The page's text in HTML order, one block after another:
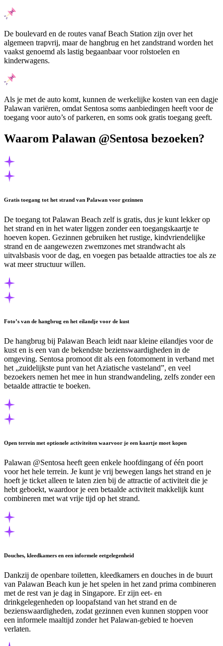
De boulevard en de routes vanaf Beach Station zijn over het
algemeen trapvrij, maar de hangbrug en het zandstrand worden het
vaakst genoemd als lastig begaanbaar voor rolstoelen en
kinderwagens.
Als je met de auto komt, kunnen de werkelijke kosten van een dagje
Palawan variëren, omdat Sentosa soms aanbiedingen heeft voor de
toegang voor auto’s of parkeren, en soms ook gratis toegang geeft.
Waarom Palawan @Sentosa bezoeken?
Gratis toegang tot het strand van Palawan voor gezinnen
De toegang tot Palawan Beach zelf is gratis, dus je kunt lekker op
het strand en in het water liggen zonder een toegangskaartje te
hoeven kopen. Gezinnen gebruiken het rustige, kindvriendelijke
strand en de aangewezen zwemzones met strandwacht als
uitvalsbasis voor de dag, en voegen pas betaalde attracties toe als ze
wat meer structuur willen.
Foto’s van de hangbrug en het eilandje voor de kust
De hangbrug bij Palawan Beach leidt naar kleine eilandjes voor de
kust en is een van de bekendste bezienswaardigheden in de
omgeving. Sentosa promoot dit als een fotomoment in verband met
het „zuidelijkste punt van het Aziatische vasteland”, en veel
bezoekers nemen het mee in hun strandwandeling, zelfs zonder een
betaalde attractie te boeken.
Open terrein met optionele activiteiten waarvoor je een kaartje moet kopen
Palawan @Sentosa heeft geen enkele hoofdingang of één poort
voor het hele terrein. Je kunt je vrij bewegen langs het strand en je
hoeft je ticket alleen te laten zien bij de attractie of activiteit die je
hebt geboekt, waardoor je een betaalde activiteit makkelijk kunt
combineren met wat vrije tijd op het strand.
Douches, kleedkamers en een informele eetgelegenheid
Dankzij de openbare toiletten, kleedkamers en douches in de buurt
van Palawan Beach kun je het spelen in het zand prima combineren
met de rest van je dag in Singapore. Er zijn eet- en
drinkgelegenheden op loopafstand van het strand en de
bezienswaardigheden, zodat gezinnen even kunnen stoppen voor
een informele maaltijd zonder het Palawan-gebied te hoeven
verlaten.